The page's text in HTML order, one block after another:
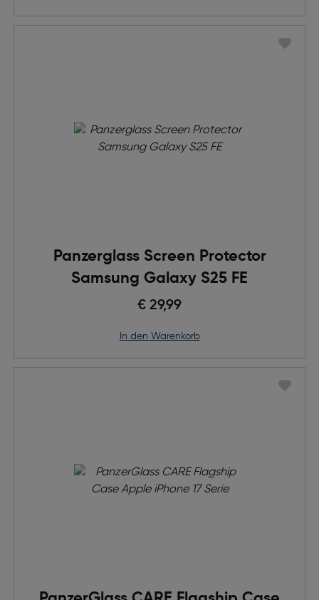
Panzerglass Screen Protector
Samsung Galaxy S25 FE
€ 29,99
in den Warenkorb